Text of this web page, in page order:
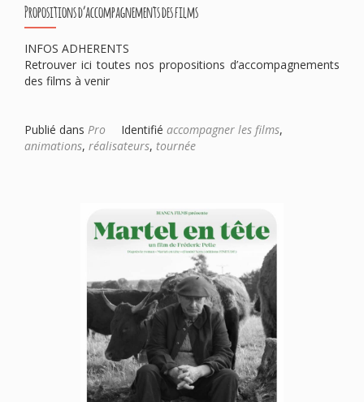
Propositions d’accompagnements des films
INFOS ADHERENTS
Retrouver ici toutes nos propositions d’accompagnements
des films à venir
Publié dans Pro Identifié accompagner les films,
animations, réalisateurs, tournée